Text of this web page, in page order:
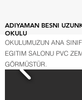
OKULUMUZUN ANA
EGITIM SALONU PVC
GÖRMÜSTÜR.
ADIYAMAN BESNI
OKULU